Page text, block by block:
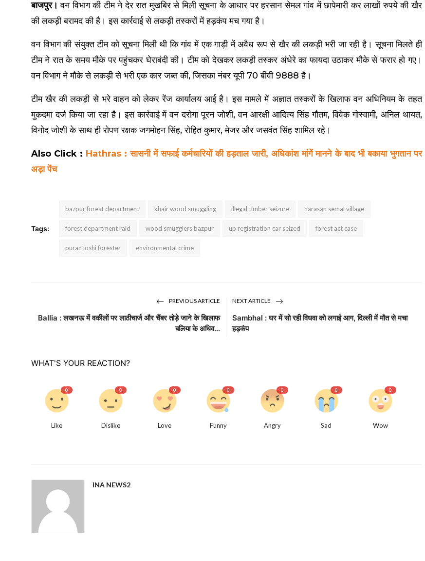
बाजपुर। वन विभाग की टीम ने देर रात मुखबिर से मिली सूचना के आधार पर हरसान सेमल गांव में छापेमारी कर लाखों रुपये की खैर
की लकड़ी बरामद की है। इस कार्रवाई से लकड़ी तस्करों में हड़कंप मच गया है।
वन विभाग की संयुक्त टीम को सूचना मिली थी कि गांव में एक गाड़ी में अवैध रूप से खैर की लकड़ी भरी जा रही है। सूचना मिलते ही
टीम ने रात के समय मौके पर पहुंचकर घेराबंदी की। टीम को देखकर लकड़ी तस्कर अंधेरे का फायदा उठाकर मौके से फरार हो गए।
वन विभाग ने मौके से लकड़ी से भरी एक कार जब्त की, जिसका नंबर यूपी 70 बीवी 9888 है।
टीम खैर की लकड़ी से भरे वाहन को लेकर रेंज कार्यालय आई है। इस मामले में अज्ञात तस्करों के खिलाफ वन अधिनियम के तहत
मुकदमा दर्ज किया जा रहा है। इस कार्रवाई में वन दरोगा पूरन जोशी, वन आरक्षी आदित्य सिंह गौतम, विवेक गोस्वामी, अनिल थायत,
विनोद जोशी के साथ ही रोपण रक्षक जगमोहन सिंह, रोहित कुमार, मेजर और जसवंत सिंह शामिल रहे।
Also Click : Hathras : सासनी में सफाई कर्मचारियों की हड़ताल जारी, अधिकांश मांगें मानने के बाद भी बकाया भुगतान पर
अड़ा पेंच
Tags:
bazpur forest department khair wood smuggling illegal timber seizure harasan semal village
forest department raid wood smugglers bazpur up registration car seized forest act case
puran joshi forester environmental crime
PREVIOUS ARTICLE
Ballia : लखनऊ में वकीलों पर लाठीचार्ज और चैंबर तोड़े जाने के खिलाफ
बलिया के अधिव...
NEXT ARTICLE
Sambhal : घर में सो रही विधवा को लगाई आग, दिल्ली में मौत से मचा
हड़कंप
WHAT'S YOUR REACTION?
0
Like
0
Dislike
0
Love
0
Funny
0
Angry
0
Sad
0
Wow
INA NEWS2